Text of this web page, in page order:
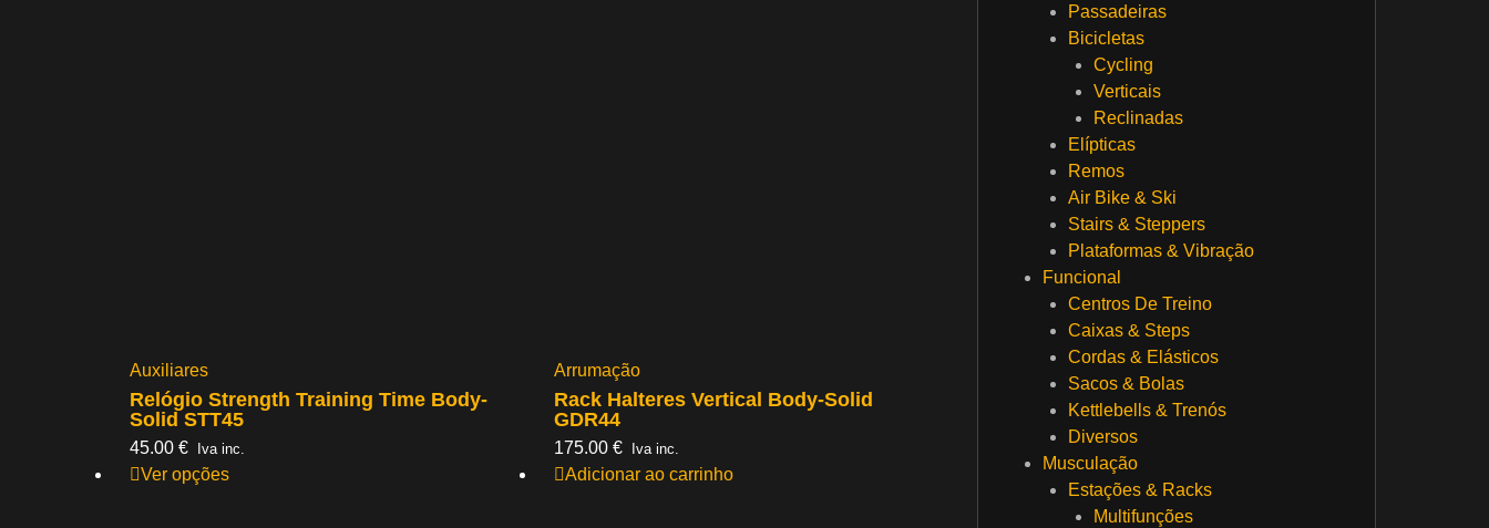
Auxiliares
Relógio Strength Training Time Body-
Solid STT45
45.00 € Iva inc.
Arrumação
Rack Halteres Vertical Body-Solid
GDR44
175.00 € Iva inc.
Ver opções Adicionar ao carrinho
Passadeiras
Bicicletas
Cycling
Verticais
Reclinadas
Elípticas
Remos
Air Bike & Ski
Stairs & Steppers
Plataformas & Vibração
Funcional
Centros De Treino
Caixas & Steps
Cordas & Elásticos
Sacos & Bolas
Kettlebells & Trenós
Diversos
Musculação
Estações & Racks
Multifunções